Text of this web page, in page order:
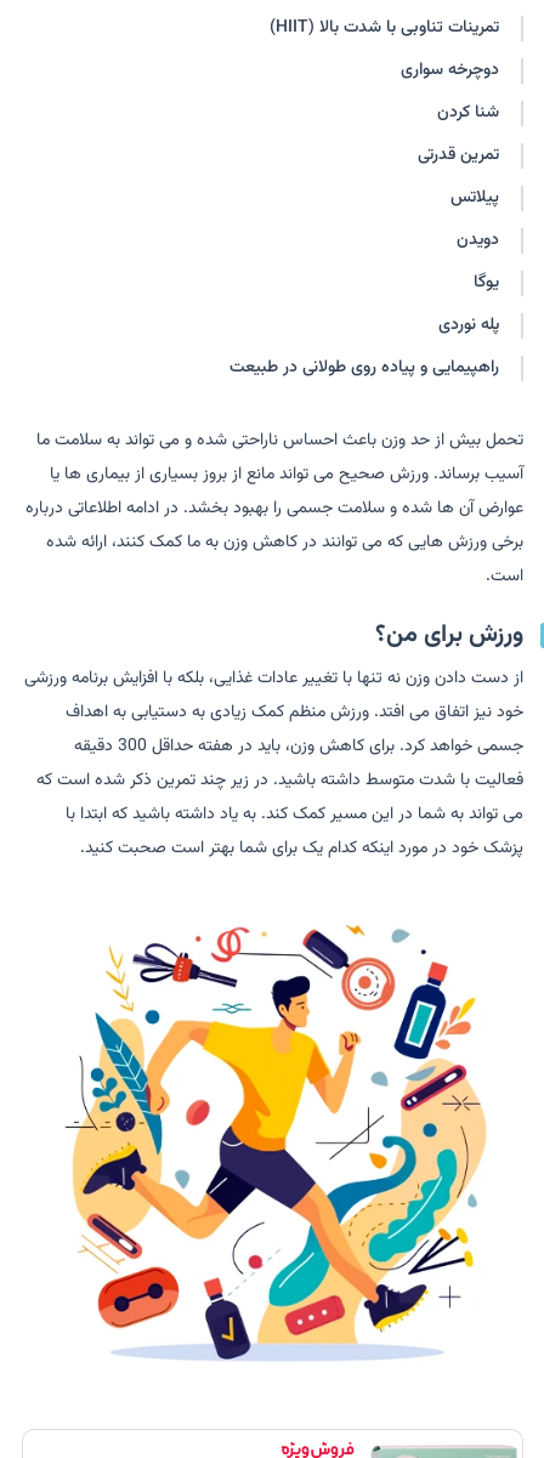
تمرینات تناوبی با شدت بالا (HIIT)
دوچرخه سواری
شنا کردن
تمرین قدرتی
پیلاتس
دویدن
یوگا
پله نوردی
راهپیمایی و پیاده روی طولانی در طبیعت
تحمل بیش از حد وزن باعث احساس ناراحتی شده و می تواند به سلامت ما
آسیب برساند. ورزش صحیح می تواند مانع از بروز بسیاری از بیماری ها یا
عوارض آن ها شده و سلامت جسمی را بهبود بخشد. در ادامه اطلاعاتی درباره
برخی ورزش هایی که می توانند در کاهش وزن به ما کمک کنند، ارائه شده
است.
ورزش برای من؟
از دست دادن وزن نه تنها با تغییر عادات غذایی، بلکه با افزایش برنامه ورزشی
خود نیز اتفاق می افتد. ورزش منظم کمک زیادی به دستیابی به اهداف
جسمی خواهد کرد. برای کاهش وزن، باید در هفته حداقل 300 دقیقه
فعالیت با شدت متوسط داشته باشید. در زیر چند تمرین ذکر شده است که
می تواند به شما در این مسیر کمک کند. به یاد داشته باشید که ابتدا با
پزشک خود در مورد اینکه کدام یک برای شما بهتر است صحبت کنید.